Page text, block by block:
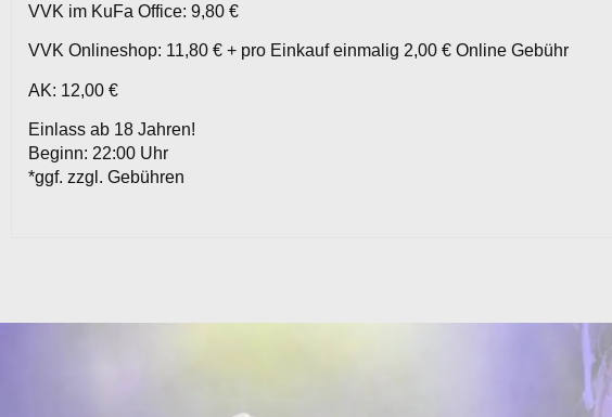
VVK im KuFa Office: 9,80 €
VVK Onlineshop: 11,80 € + pro Einkauf einmalig 2,00 € Online Gebühr
AK: 12,00 €
Einlass ab 18 Jahren!
Beginn: 22:00 Uhr
*ggf. zzgl. Gebühren